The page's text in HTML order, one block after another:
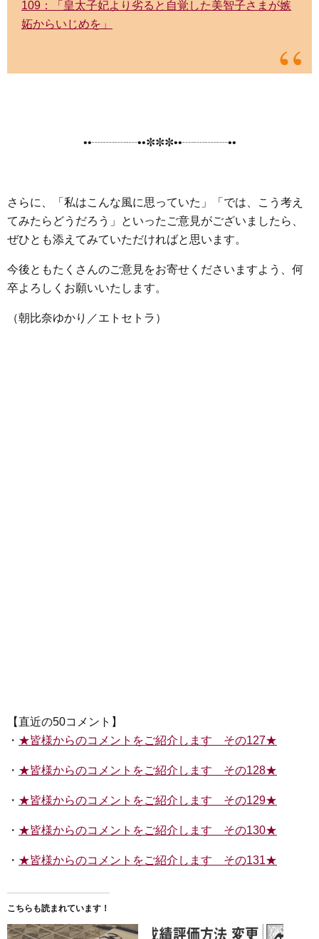
109：「皇太子妃より劣ると自覚した美智子さまが嫉
妬からいじめを」
••┈┈┈┈••✼✼✼••┈┈┈┈••
さらに、「私はこんな風に思っていた」「では、こう考え
てみたらどうだろう」といったご意見がございましたら、
ぜひとも添えてみていただければと思います。
今後ともたくさんのご意見をお寄せくださいますよう、何
卒よろしくお願いいたします。
（朝比奈ゆかり／エトセトラ）
【直近の50コメント】
・ ★皆様からのコメントをご紹介します その127★
・ ★皆様からのコメントをご紹介します その128★
・ ★皆様からのコメントをご紹介します その129★
・ ★皆様からのコメントをご紹介します その130★
・ ★皆様からのコメントをご紹介します その131★
こちらも読まれています！